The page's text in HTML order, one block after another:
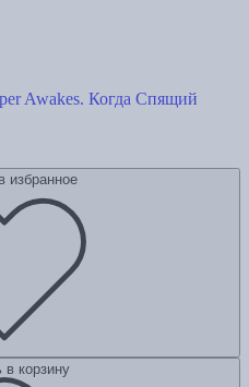
Awakes. Когда Спящий
избранное
в корзину